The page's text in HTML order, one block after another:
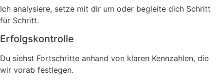
Ich analysiere, setze mit dir um oder begleite dich Schritt
für Schritt.
Erfolgskontrolle
Du siehst Fortschritte anhand von klaren Kennzahlen, die
wir vorab festlegen.